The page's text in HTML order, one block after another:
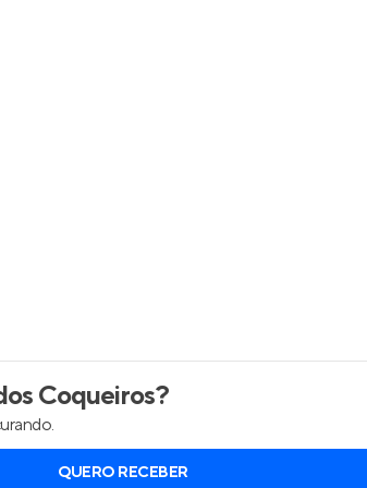
Coqueiros?
QUERO RECEBER